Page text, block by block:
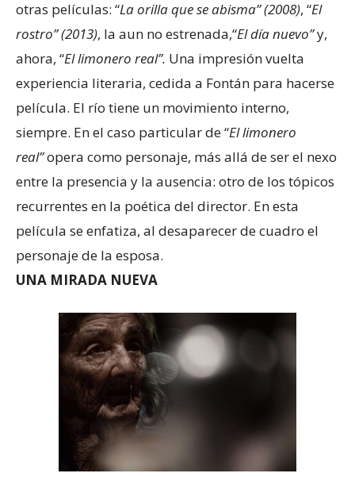
otras películas: “La orilla que se abisma” (2008), “El
rostro” (2013), la aun no estrenada,“El día nuevo”y,
ahora, “El limonero real”. Una impresión vuelta
experiencia literaria, cedida a Fontán para hacerse
película. El río tiene un movimiento interno,
siempre. En el caso particular de “El limonero
real”opera como personaje, más allá de ser el nexo
entre la presencia y la ausencia: otro de los tópicos
recurrentes en la poética del director. En esta
película se enfatiza, al desaparecer de cuadro el
personaje de la esposa.
UNA MIRADA NUEVA